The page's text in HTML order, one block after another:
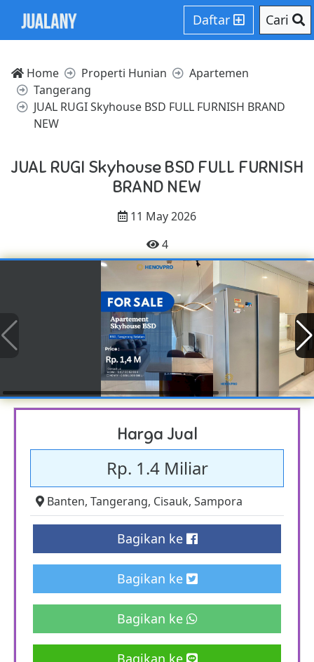
Daftar Cari
Home Properti Hunian
Apartemen
Tangerang
JUAL RUGI Skyhouse BSD FULL FURNISH BRAND
NEW
JUAL RUGI Skyhouse BSD FULL FURNISH
BRAND NEW
11 May 2026
4
Harga Jual
Rp. 1.4 Miliar
Banten, Tangerang, Cisauk, Sampora
Bagikan ke
Bagikan ke
Bagikan ke
Bagikan ke